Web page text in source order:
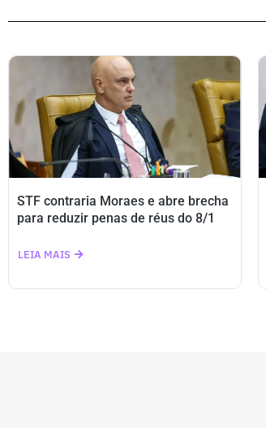
STF contraria Moraes e abre brecha
para reduzir penas de réus do 8/1
LEIA MAIS